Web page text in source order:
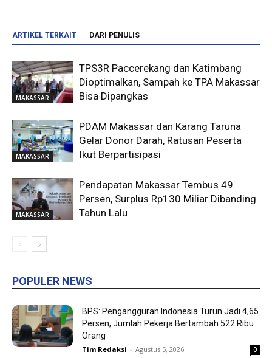
ARTIKEL TERKAIT DARI PENULIS
MAKASSAR
TPS3R Paccerekang dan Katimbang
Dioptimalkan, Sampah ke TPA Makassar
Bisa Dipangkas
MAKASSAR
PDAM Makassar dan Karang Taruna
Gelar Donor Darah, Ratusan Peserta
Ikut Berpartisipasi
MAKASSAR
Pendapatan Makassar Tembus 49
Persen, Surplus Rp130 Miliar Dibanding
Tahun Lalu
POPULER NEWS
BPS: Pengangguran Indonesia Turun Jadi 4,65
Persen, Jumlah Pekerja Bertambah 522 Ribu
Orang
Tim Redaksi - Agustus 5, 2026 0